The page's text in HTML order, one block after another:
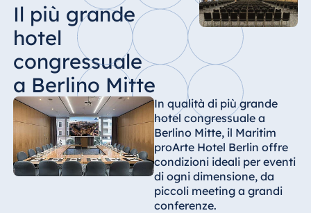
Il più grande
hotel
congressuale
a Berlino Mitte
In qualità di più grande
hotel congressuale a
Berlino Mitte, il Maritim
proArte Hotel Berlin offre
condizioni ideali per eventi
di ogni dimensione, da
piccoli meeting a grandi
conferenze.